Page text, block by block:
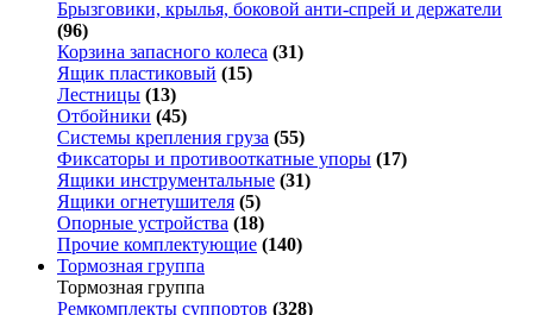
Брызговики, крылья, боковой анти-спрей и держатели
(96)
Корзина запасного колеса (31)
Ящик пластиковый (15)
Лестницы (13)
Отбойники (45)
Системы крепления груза (55)
Фиксаторы и противооткатные упоры (17)
Ящики инструментальные (31)
Ящики огнетушителя (5)
Опорные устройства (18)
Прочие комплектующие (140)
Тормозная группа
Тормозная группа
Ремкомплекты суппортов (328)